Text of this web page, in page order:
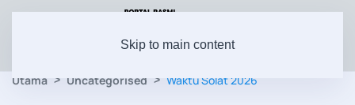
Skip to main content
Utama Uncategorised Waktu Solat 2026